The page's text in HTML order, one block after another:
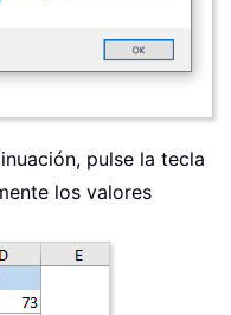
pulse la tecla
los valores